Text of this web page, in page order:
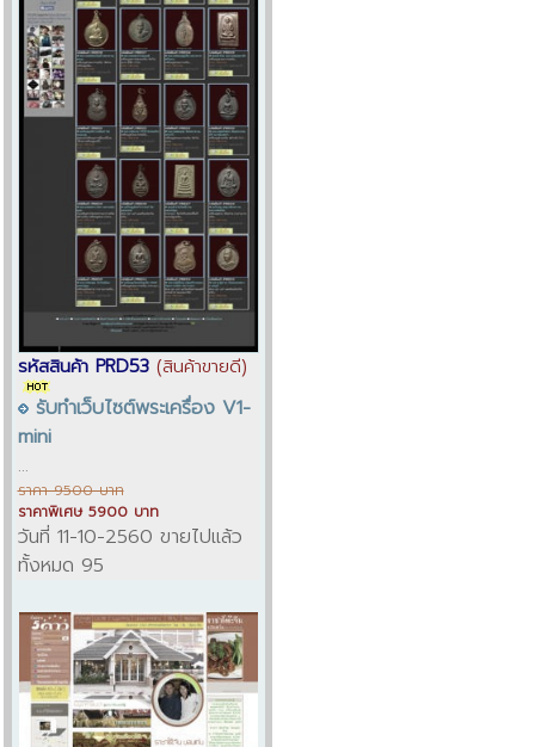
รหัสสินค้า PRD53 (สินค้าขายดี)
รับทำเว็บไซต์พระเครื่อง V1-
mini
...
ราคา 9500 บาท
ราคาพิเศษ 5900 บาท
วันที่ 11-10-2560 ขายไปแล้ว
ทั้งหมด 95